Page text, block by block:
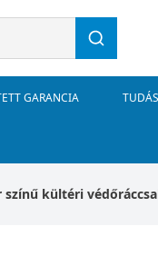
GARANCIA
színű kültéri